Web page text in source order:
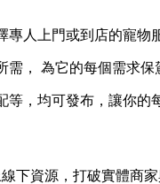
人上門或到店的寵物
， 為它的每個需求保
，均可發布，讓你的
下資源，打破實體商